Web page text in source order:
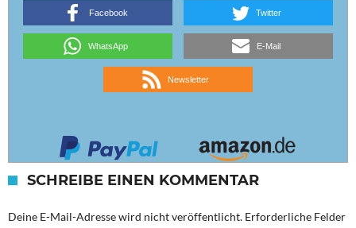
Facebook Twitter
WhatsApp E-Mail
Newsletter
SCHREIBE EINEN KOMMENTAR
Deine E-Mail-Adresse wird nicht veröffentlicht. Erforderliche Felder